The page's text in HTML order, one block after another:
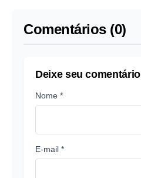
Comentários (0)
Deixe seu comentário
Nome *
E-mail *